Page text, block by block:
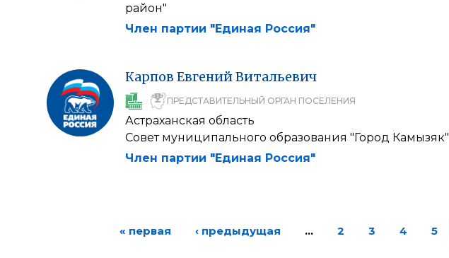
район"
Член партии "Единая Россия"
Карпов ЕвгенийВитальевич
ПРЕДСТАВИТЕЛЬНЫЙ ОРГАН ПОСЕЛЕНИЯ
Астраханская область
Совет муниципального образования "Город Камызяк"
Член партии "Единая Россия"
« первая ‹ предыдущая … 2 3 4 5